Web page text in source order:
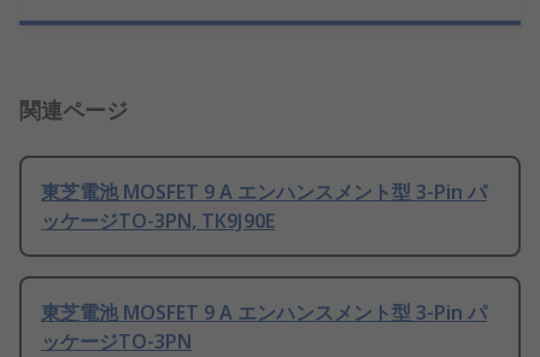
関連ページ
東芝電池 MOSFET 9 A エンハンスメント型 3-Pin パ
ッケージTO-3PN, TK9J90E
東芝電池 MOSFET 9 A エンハンスメント型 3-Pin パ
ッケージTO-3PN